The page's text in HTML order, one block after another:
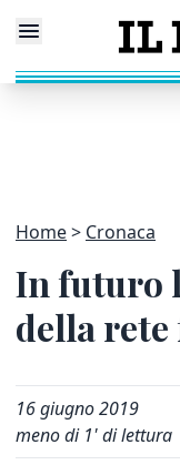
Home Cronaca
In futuro
della
16 giugno 2019
meno di 1' di lettura